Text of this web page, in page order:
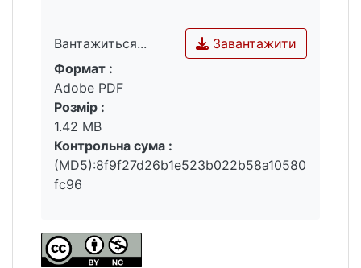
мікролітографія; нанолітографія; оптична
мікроскопія; амплітудно-частотна
характеристика; S -параметри; скануюча
електронна мікроскопія; стробування у
часовій області; аналіз Фур'є.
Вантажиться...
Вантажиться...
Завантажити
Формат :
Adobe PDF
Розмір :
1.42 MB
Контрольна сума :
(MD5):8f9f27d26b1e523b022b58a10580
fc96